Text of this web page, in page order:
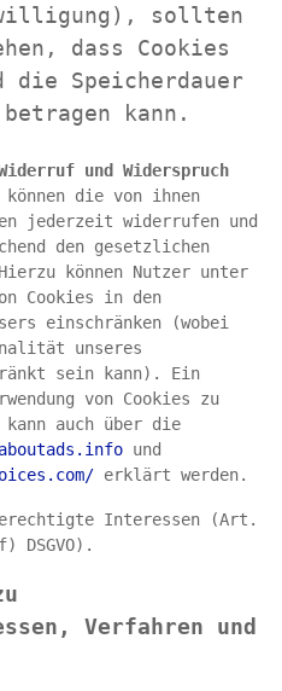
sollten
dass Cookies
die Speicherdauer
kann.
und Widerspruch
können die von ihnen
jederzeit widerrufen und
den gesetzlichen
können Nutzer unter
Cookies in den
einschränken (wobei
unseres
sein kann). Ein
von Cookies zu
kann auch über die
Interessen (Art.
Verfahren und